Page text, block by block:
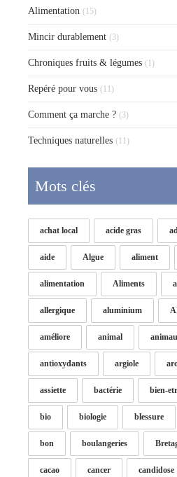
Alimentation (15)
Mincir durablement (3)
Chroniques fruits & légumes (1)
Repéré pour vous (11)
Comment ça marche ? (3)
Techniques naturelles (11)
Mots clés
achat local acide gras
aide Algue aliment
alimentation Aliments
allergique aluminium
améliore animal
antioxydants argiole
assiette bactérie bien-
bio biologie blessure
bon boulangeries
cacao cancer candidose